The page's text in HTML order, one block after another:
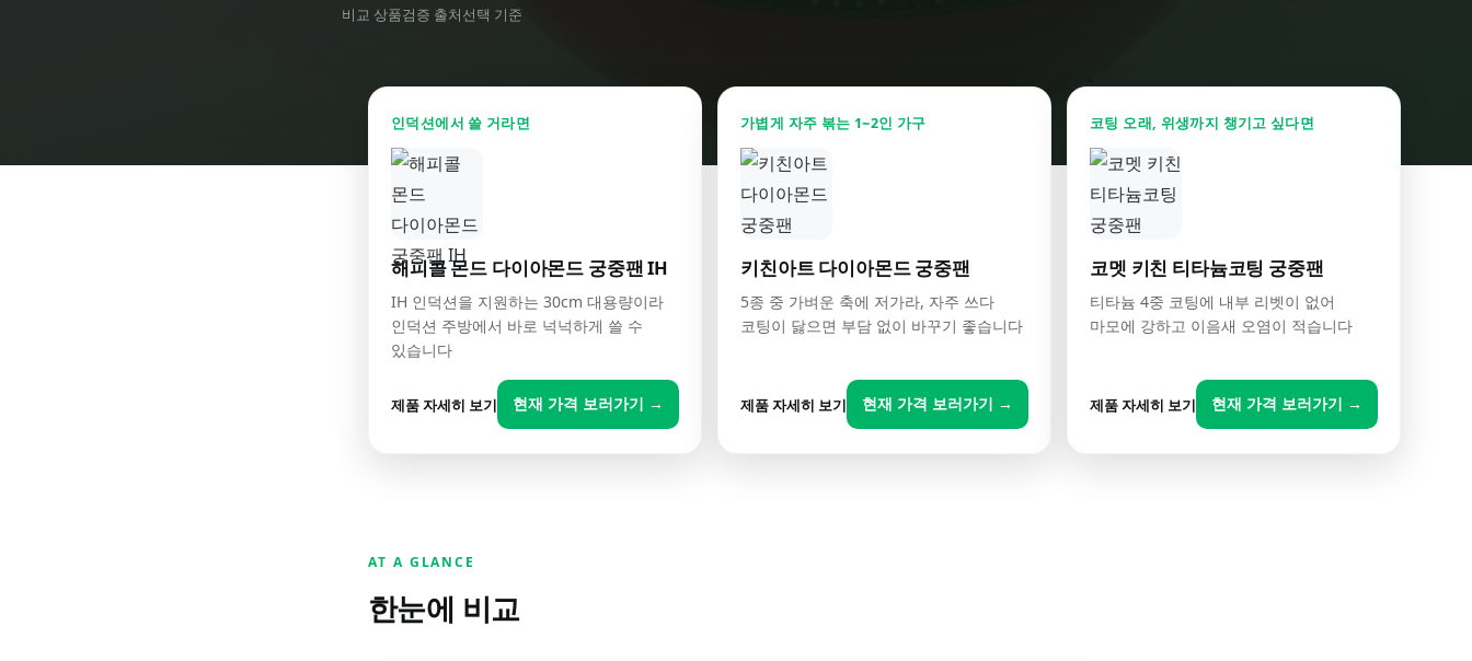
비교 상품검증 출처선택 기준
인덕션에서 쓸 거라면
해피콜 몬드 다이아몬드 궁중팬 IH
IH 인덕션을 지원하는 30cm 대용량이라
인덕션 주방에서 바로 넉넉하게 쓸 수
있습니다
제품 자세히 보기 현재 가격 보러가기 →
가볍게 자주 볶는 1~2인 가구
키친아트 다이아몬드 궁중팬
5종 중 가벼운 축에 저가라, 자주 쓰다
코팅이 닳으면 부담 없이 바꾸기 좋습니다
제품 자세히 보기 현재 가격 보러가기 →
코팅 오래, 위생까지 챙기고 싶다면
코멧 키친 티타늄코팅 궁중팬
티타늄 4중 코팅에 내부 리벳이 없어
마모에 강하고 이음새 오염이 적습니다
제품 자세히 보기 현재 가격 보러가기 →
AT A GLANCE
한눈에 비교